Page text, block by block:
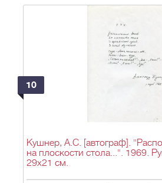
10
Кушнер, А.С. [автограф].
на плоскости стола...". 1969.
29х21 см.